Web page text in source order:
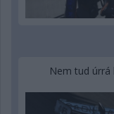
Nem tud úrrá